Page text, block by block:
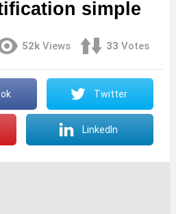
simple
52k Views 33 Votes
Twitter
LinkedIn